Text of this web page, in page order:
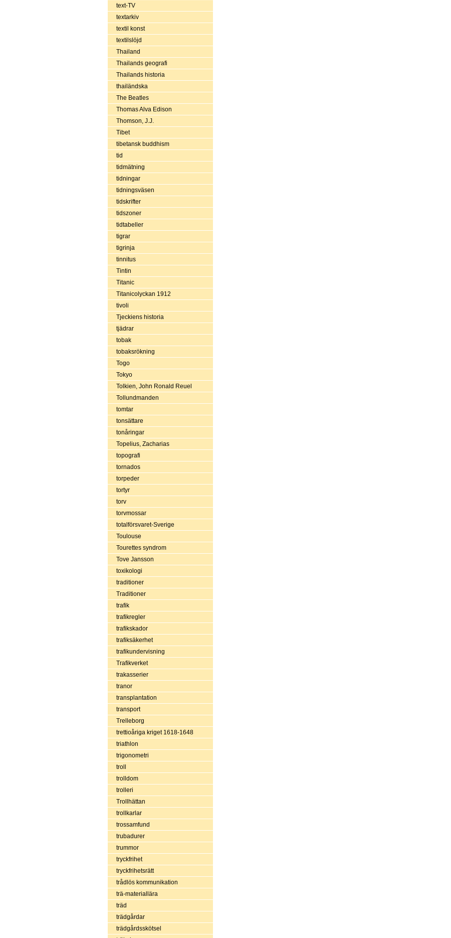
text-TV
textarkiv
textil konst
textilslöjd
Thailand
Thailands geografi
Thailands historia
thailändska
The Beatles
Thomas Alva Edison
Thomson, J.J.
Tibet
tibetansk buddhism
tid
tidmätning
tidningar
tidningsväsen
tidskrifter
tidszoner
tidtabeller
tigrar
tigrinja
tinnitus
Tintin
Titanic
Titanicolyckan 1912
tivoli
Tjeckiens historia
tjädrar
tobak
tobaksrökning
Togo
Tokyo
Tolkien, John Ronald Reuel
Tollundmanden
tomtar
tonsättare
tonåringar
Topelius, Zacharias
topografi
tornados
torpeder
tortyr
torv
torvmossar
totalförsvaret-Sverige
Toulouse
Tourettes syndrom
Tove Jansson
toxikologi
traditioner
Traditioner
trafik
trafikregler
trafikskador
trafiksäkerhet
trafikundervisning
Trafikverket
trakasserier
tranor
transplantation
transport
Trelleborg
trettioåriga kriget 1618-1648
triathlon
trigonometri
troll
trolldom
trolleri
Trollhättan
trollkarlar
trossamfund
trubadurer
trummor
tryckfrihet
tryckfrihetsrätt
trådlös kommunikation
trä-materiallära
träd
trädgårdar
trädgårdsskötsel